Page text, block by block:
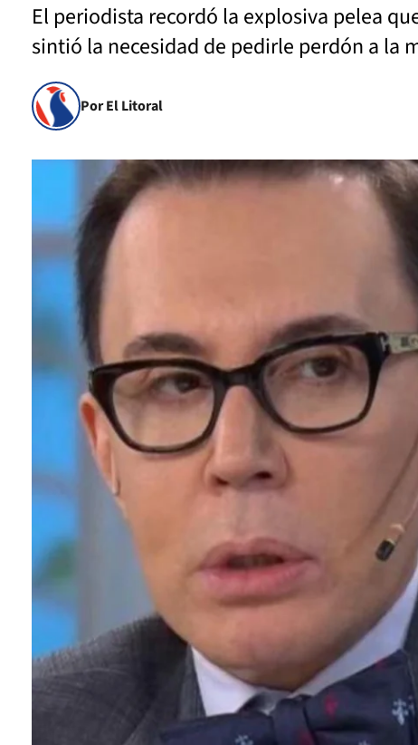
El periodista recordó la explosiva pelea
sintió la necesidad de pedirle perdón a la
Por El Litoral